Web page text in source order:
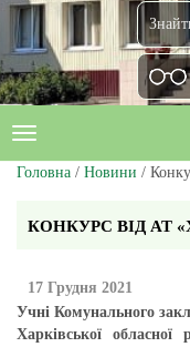
Головна / Новини /
КОНКУРС ВІД АТ
17 Грудня 2021
Учні Комунального
Харківської обласної